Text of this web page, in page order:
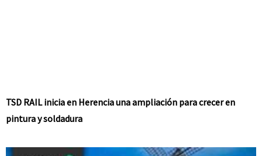
TSD RAIL inicia en Herencia una ampliación para crecer en
pintura y soldadura